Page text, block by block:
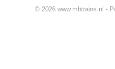
© 2026 www.mbtrains.nl -